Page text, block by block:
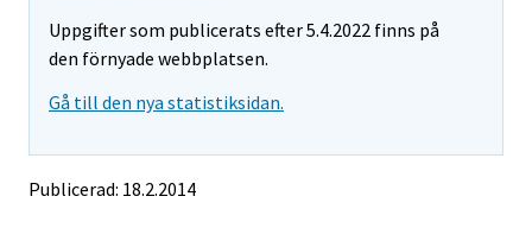
Uppgifter som publicerats efter 5.4.2022 finns på
den förnyade webbplatsen.
Gå till den nya statistiksidan.
Publicerad: 18.2.2014